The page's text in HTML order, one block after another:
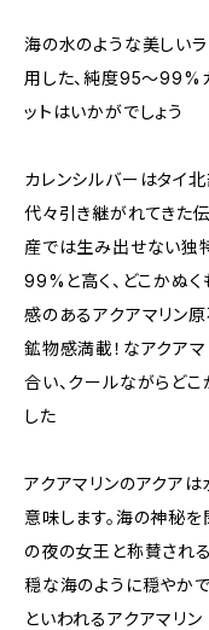
海の水のような美しい
用した、純度95〜99%
ットはいかがでしょう
カレンシルバーはタイ
代々引き継がれてきた
産では生み出せない独
99%と高く、どこかぬ
感のあるアクアマリン
鉱物感満載！なアクア
合い、クールながらどこ
した
アクアマリンのアクア
意味します。海の神秘
の夜の女王と称賛される
穏な海のように穏やか
といわれるアクアマリン